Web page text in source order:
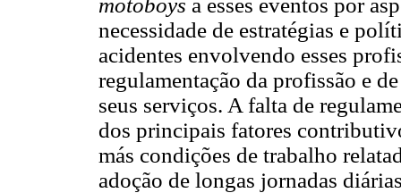
necessidade de estratégias e
acidentes envolvendo esses
regulamentação da profissão e
seus serviços. A falta de
dos principais fatores
más condições de trabalho
adoção de longas jornadas